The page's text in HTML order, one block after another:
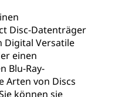
Disc-Datenträger
Digital Versatile
einen
Blu-Ray-
Arten von Discs
können sie